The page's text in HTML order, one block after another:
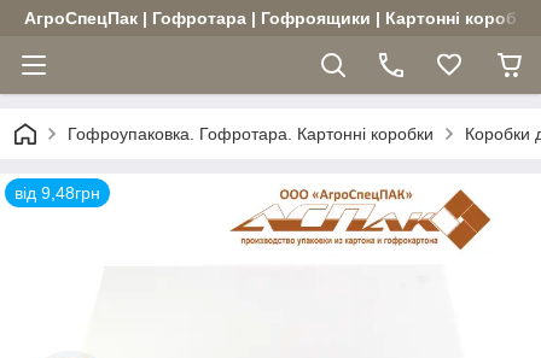
АгроСпецПак | Гофротара | Гофроящики | Картонні
Гофроупаковка. Гофротара. Картонні коробки Коробки
від 9,48грн